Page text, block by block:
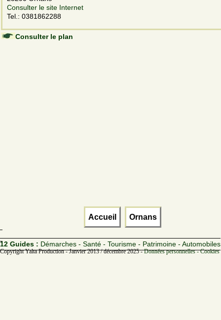
Consulter le site Internet
Tel.: 0381862288
Consulter le plan
Accueil Ornans
12 Guides : Démarches - Santé - Tourisme - Patrimoine - Automobiles
Copyright Yalta Production - Janvier 2013 / décembre 2025 -Données personnelles -